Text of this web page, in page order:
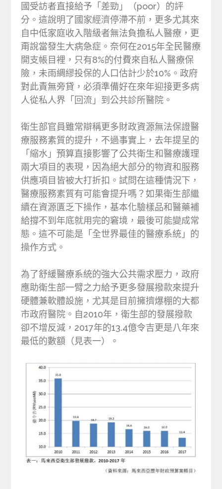
國受訪者直接給予「差勁」（poor）的評
分。這說明了國家經濟停滯不前，更多尤其來
自中低家庭收入階級者無法負擔私人醫療，更
甭說當發生大病急症。奈何在2015年全民醫療
開支帳目裡，只有8%的付費來自私人醫療保
險，未雨綢繆投保的人口估計少於10%。政府
對此責無旁貸，必須準備好在來年迎接更多病
人從私人界「回流」到公共診所醫院。
衛生部官員雖常辯稱更多財政資源無法保證醫
療服務素質的提升，不過事實上，去年提呈的
「縮水」預算直接影響了公共衛生和醫療護理
兩大項目的表現，因為絕大部分的物資和服務
供應項目皆被大打折扣。試問在這種情況下，
醫療服務素質有可能會提升嗎？如果衛生部繼
續在資源匱乏下操作，基本化驗樣品和醫藥補
給撐不到年底就用完的窘境，最後可能變成常
態。這不可能是「全世界最佳的醫療系統」的
操作方式。
為了舒緩醫療系統的強大公共需求壓力，政府
應助衛生部一臂之力給予更多發展撥款來提升
硬體兼軟體設施，尤其是目前擁擠爆棚的大都
市政府醫院。自2010年，衛生部的發展撥款
卻不增反減，2017年的13.4億令吉更是八年來
最低的數額（見表一）。